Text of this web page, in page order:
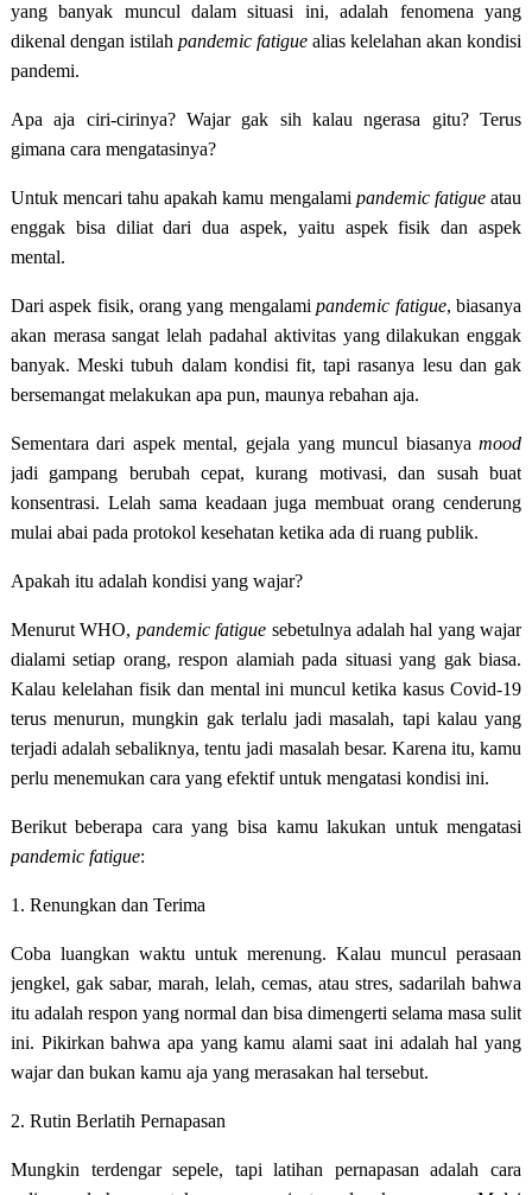
yang banyak muncul dalam situasi ini, adalah fenomena yang
dikenal dengan istilah pandemic fatigue alias kelelahan akan kondisi
pandemi.
Apa aja ciri-cirinya? Wajar gak sih kalau ngerasa gitu? Terus
gimana cara mengatasinya?
Untuk mencari tahu apakah kamu mengalami pandemic fatigueatau
enggak bisa diliat dari dua aspek, yaitu aspek fisik dan aspek
mental.
Dari aspek fisik, orang yang mengalamipandemic fatigue, biasanya
akan merasa sangat lelah padahal aktivitas yang dilakukan enggak
banyak. Meski tubuh dalam kondisi fit, tapi rasanya lesu dan gak
bersemangat melakukan apa pun, maunya rebahan aja.
Sementara dari aspek mental, gejala yang muncul biasanyamood
jadi gampang berubah cepat, kurang motivasi, dan susah buat
konsentrasi. Lelah sama keadaan juga membuat orang cenderung
mulai abai pada protokol kesehatan ketika ada di ruang publik.
Apakah itu adalah kondisi yang wajar?
Menurut WHO, pandemic fatigue sebetulnya adalah hal yang wajar
dialami setiap orang, respon alamiah pada situasi yang gak biasa.
Kalau kelelahan fisik dan mental ini muncul ketika kasus Covid-19
terus menurun, mungkin gak terlalu jadi masalah, tapi kalau yang
terjadi adalah sebaliknya, tentu jadi masalah besar. Karena itu, kamu
perlu menemukan cara yang efektif untuk mengatasi kondisi ini.
Berikut beberapa cara yang bisa kamu lakukan untuk mengatasi
pandemic fatigue:
1. Renungkan dan Terima
Coba luangkan waktu untuk merenung. Kalau muncul perasaan
jengkel, gak sabar, marah, lelah, cemas, atau stres, sadarilah bahwa
itu adalah respon yang normal dan bisa dimengerti selama masa sulit
ini. Pikirkan bahwa apa yang kamu alami saat ini adalah hal yang
wajar dan bukan kamu aja yang merasakan hal tersebut.
2. Rutin Berlatih Pernapasan
Mungkin terdengar sepele, tapi latihan pernapasan adalah cara